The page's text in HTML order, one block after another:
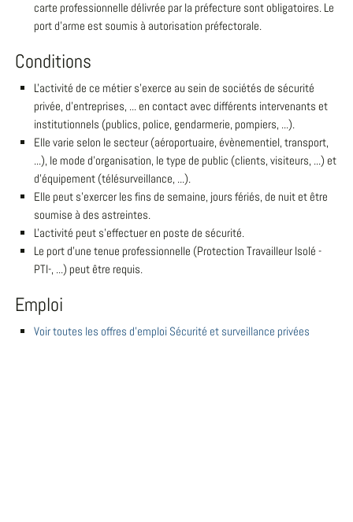
carte professionnelle délivrée par la préfecture sont obligatoires. Le
port d'arme est soumis à autorisation préfectorale.
Conditions
L'activité de ce métier s'exerce au sein de sociétés de sécurité
privée, d'entreprises, ... en contact avec différents intervenants et
institutionnels (publics, police, gendarmerie, pompiers, ...).
Elle varie selon le secteur (aéroportuaire, évènementiel, transport,
...), le mode d'organisation, le type de public (clients, visiteurs, ...) et
d'équipement (télésurveillance, ...).
Elle peut s'exercer les fins de semaine, jours fériés, de nuit et être
soumise à des astreintes.
L'activité peut s'effectuer en poste de sécurité.
Le port d'une tenue professionnelle (Protection Travailleur Isolé -
PTI-, ...) peut être requis.
Emploi
Voir toutes les offres d'emploi Sécurité et surveillance privées